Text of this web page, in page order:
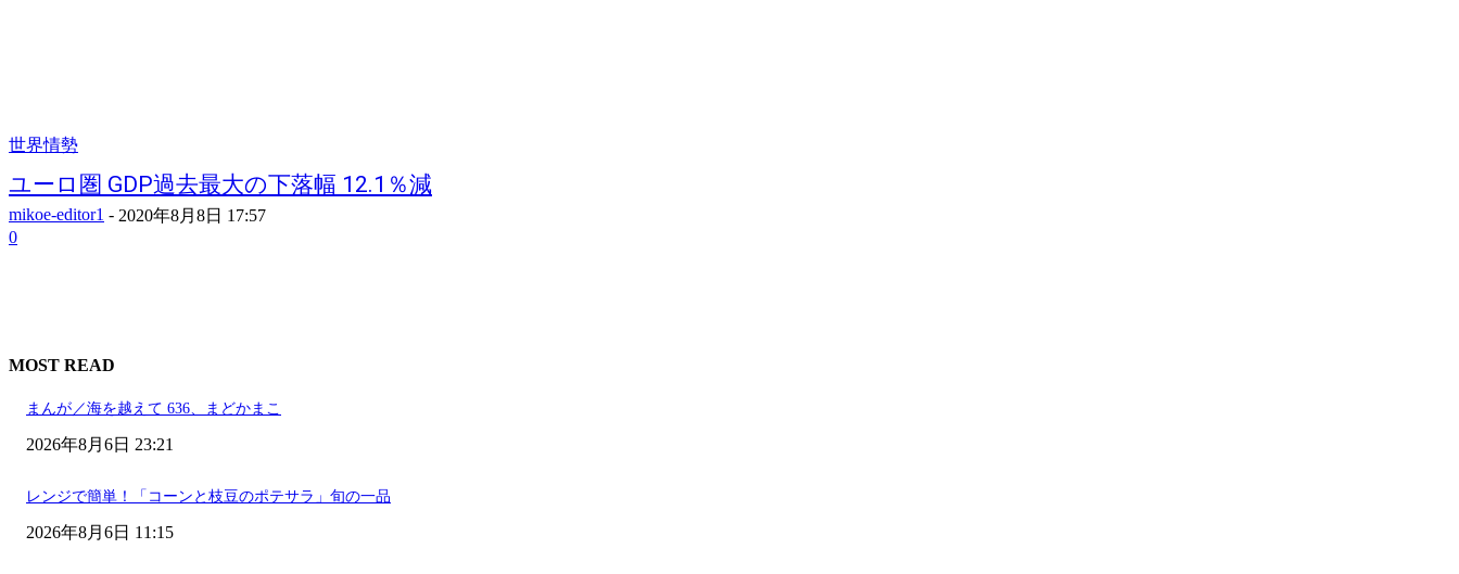
世界情勢
ユーロ圏 GDP過去最大の下落幅 12.1％減
mikoe-editor1 - 2020年8月8日 17:57
0
MOST READ
まんが／海を越えて 636、まどかまこ
2026年8月6日 23:21
レンジで簡単！「コーンと枝豆のポテサラ」旬の一品
2026年8月6日 11:15